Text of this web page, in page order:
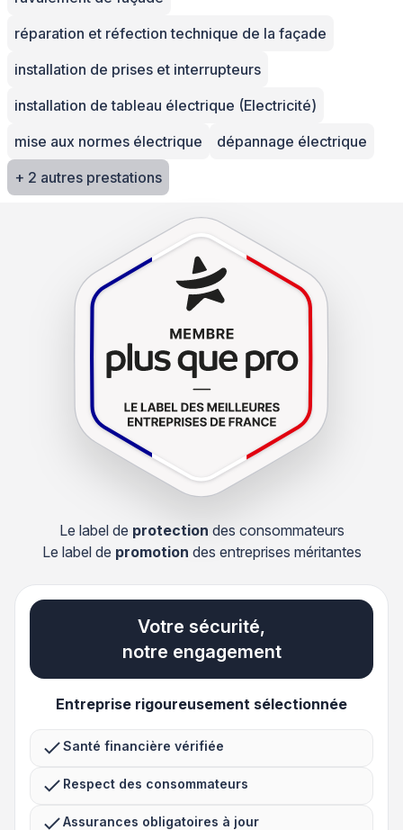
réparation et réfection technique de la façade
installation de prises et interrupteurs
installation de tableau électrique (Electricité)
mise aux normes électrique
dépannage électrique
+ 2 autres prestations
Le label de protection des consommateurs
Le label de promotion des entreprises méritantes
Votre sécurité,
notre engagement
Entreprise rigoureusement sélectionnée
Santé financière vérifiée
Respect des consommateurs
Assurances obligatoires à jour